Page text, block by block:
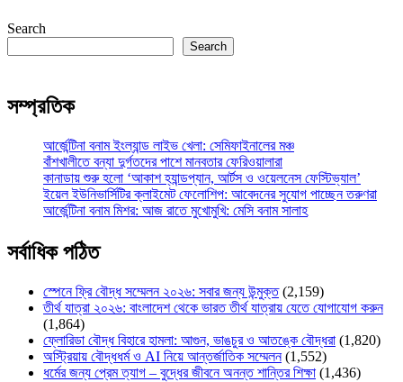
Search
Search
সম্প্রতিক
আর্জেন্টিনা বনাম ইংল্যান্ড লাইভ খেলা: সেমিফাইনালের মঞ্চ
বাঁশখালীতে বন্যা দুর্গতদের পাশে মানবতার ফেরিওয়ালারা
কানাডায় শুরু হলো ‘আকাশ হ্যান্ডপ্যান, আর্টস ও ওয়েলনেস ফেস্টিভ্যাল’
ইয়েল ইউনিভার্সিটির ক্লাইমেট ফেলোশিপ: আবেদনের সুযোগ পাচ্ছেন তরুণরা
আর্জেন্টিনা বনাম মিশর: আজ রাতে মুখোমুখি: মেসি বনাম সালাহ
সর্বাধিক পঠিত
স্পেনে ফ্রি বৌদ্ধ সম্মেলন ২০২৬: সবার জন্য উন্মুক্ত (2,159)
তীর্থ যাত্রা ২০২৬: বাংলাদেশ থেকে ভারত তীর্থ যাত্রায় যেতে যোগাযোগ করুন
(1,864)
ফ্লোরিডা বৌদ্ধ বিহারে হামলা: আগুন, ভাঙচুর ও আতঙ্কে বৌদ্ধরা (1,820)
অস্ট্রিয়ায় বৌদ্ধধর্ম ও AI নিয়ে আন্তর্জাতিক সম্মেলন (1,552)
ধর্মের জন্য প্রেম ত্যাগ – বুদ্ধের জীবনে অনন্ত শান্তির শিক্ষা (1,436)